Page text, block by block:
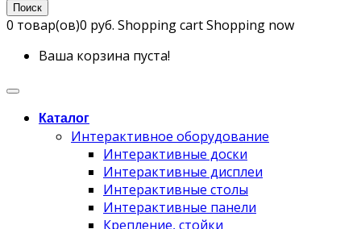
Поиск
0 товар(ов)0 руб. Shopping cartShopping now
Ваша корзина пуста!
Каталог
Интерактивное оборудование
Интерактивные доски
Интерактивные дисплеи
Интерактивные столы
Интерактивные панели
Крепление, стойки